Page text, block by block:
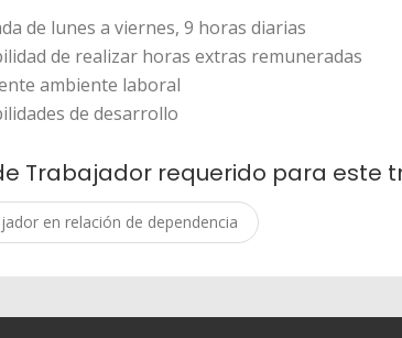
de lunes a viernes, 9 horas diarias
de realizar horas extras remuneradas
ambiente laboral
de desarrollo
Trabajador requerido para este
en relación de dependencia